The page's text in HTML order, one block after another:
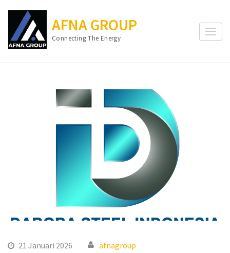
konten
(Tekan
AFNA GROUP
Connecting The Energy
21 Januari 2026 afnagroup